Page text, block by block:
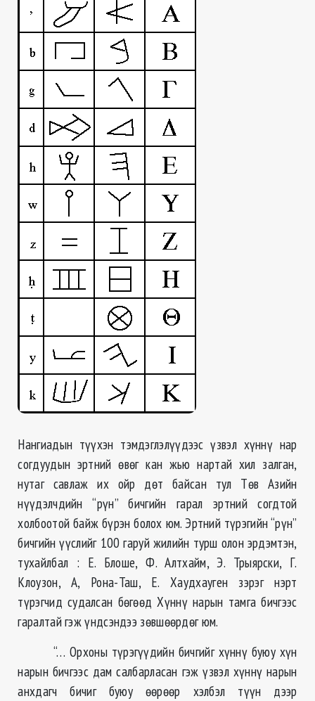
Нангиадын түүхэн тэмдэглэлүүдээс үзвэл хүннү нар
согдуудын эртний өвөг кан жью нартай хил залган,
нутаг савлаж их ойр дөт байсан тул Төв Азийн
нүүдэлчдийн “рүн” бичгийн гарал эртний согдтой
холбоотой байж бүрэн болох юм. Эртний түрэгийн “рүн”
бичгийн үүслийг 100 гаруй жилийн турш олон эрдэмтэн,
тухайлбал : Е. Блоше, Ф. Алтхайм, Э. Трыярски, Г.
Клоузон, А, Рона-Таш, Е. Хаудхауген зэрэг нэрт
түрэгчид судалсан бөгөөд Хүннү нарын тамга бичгээс
гаралтай гэж үндсэндээ зөвшөөрдөг юм.
“… Орхоны түрэгүүдийн бичгийг хүннү буюу хүн
нарын бичгээс дам салбарласан гэж үзвэл хүннү нарын
анхдагч бичиг буюу өөрөөр хэлбэл түүн дээр